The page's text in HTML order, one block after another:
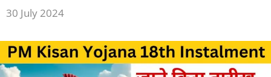
30 July 2024